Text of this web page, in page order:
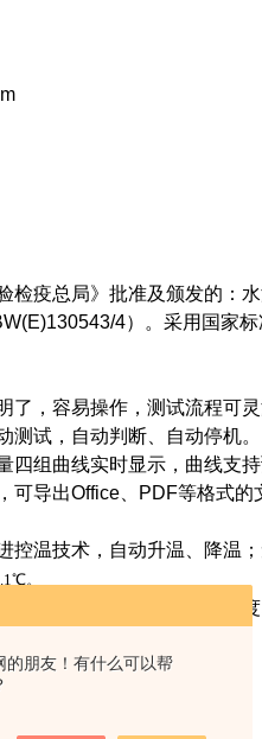
的朋友！有什么可以帮
疫总局》批准及颁发的：水
4）。采用国家
，容易操作，测试流程可灵
试，自动判断、自动停机。
组曲线实时显示，曲线支持
导出Office、PDF等格式的
温技术，自动升温、降温；
。
脑，可实时观察温度、湿度
据，数据准确可靠。